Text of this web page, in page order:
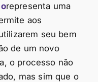
representa uma
aos
seu bem
de um novo
o processo não
mas sim que o